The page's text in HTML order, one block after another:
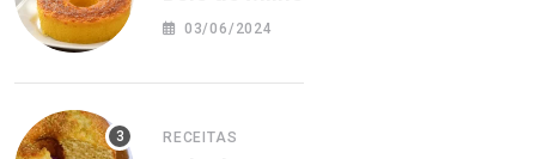
03/06/2024
RECEITAS